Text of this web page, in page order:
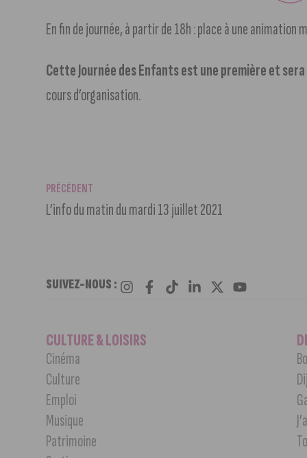
En fin de journée, à partir de 18h : place à une animation
Cette Journée des Enfants est une première et
cours d’organisation.
PRÉCÉDENT
L’info du matin du mardi 13 juillet 2021
SUIVEZ-NOUS :
CULTURE & LOISIRS
Cinéma
Culture
Emploi
Musique
Patrimoine